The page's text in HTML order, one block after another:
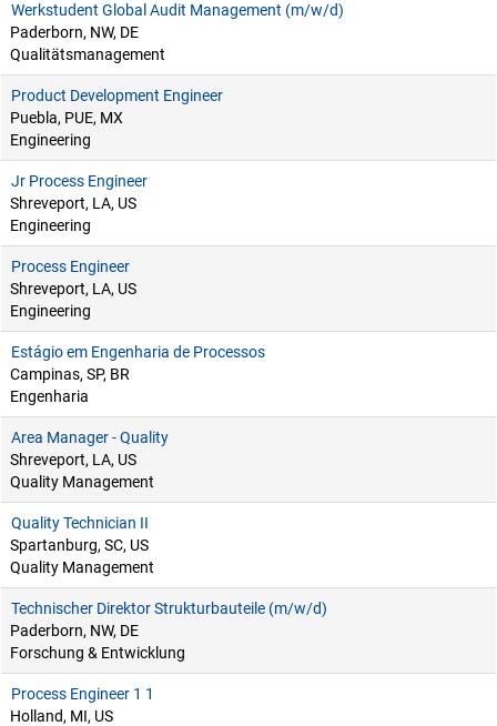
Werkstudent Global Audit Management (m/w/d)
Paderborn, NW, DE
Qualitätsmanagement
Product Development Engineer
Puebla, PUE, MX
Engineering
Jr Process Engineer
Shreveport, LA, US
Engineering
Process Engineer
Shreveport, LA, US
Engineering
Estágio em Engenharia de Processos
Campinas, SP, BR
Engenharia
Area Manager - Quality
Shreveport, LA, US
Quality Management
Quality Technician II
Spartanburg, SC, US
Quality Management
Technischer Direktor Strukturbauteile (m/w/d)
Paderborn, NW, DE
Forschung & Entwicklung
Process Engineer 1 1
Holland, MI, US